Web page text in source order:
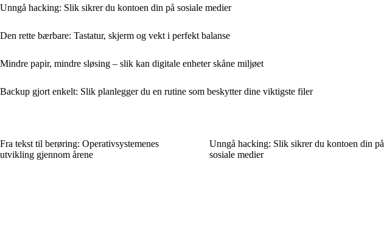
Unngå hacking: Slik sikrer du kontoen din på sosiale medier
Den rette bærbare: Tastatur, skjerm og vekt i perfekt balanse
Mindre papir, mindre sløsing – slik kan digitale enheter skåne miljøet
Backup gjort enkelt: Slik planlegger du en rutine som beskytter dine viktigste filer
Fra tekst til berøring: Operativsystemenes
utvikling gjennom årene
Unngå hacking: Slik sikrer du kontoen din på
sosiale medier